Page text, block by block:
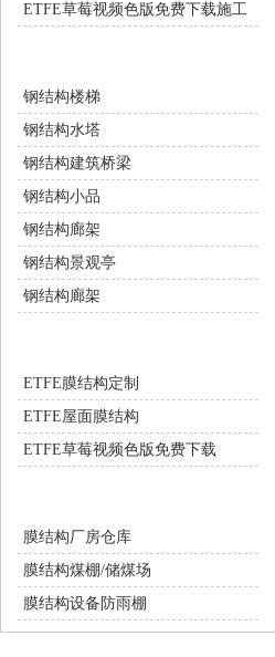
ETFE草莓视频色版免费下载施工
钢结构楼梯
钢结构水塔
钢结构建筑桥梁
钢结构小品
钢结构廊架
钢结构景观亭
钢结构廊架
ETFE膜结构定制
ETFE屋面膜结构
ETFE草莓视频色版免费下载
膜结构厂房仓库
膜结构煤棚/储煤场
膜结构设备防雨棚